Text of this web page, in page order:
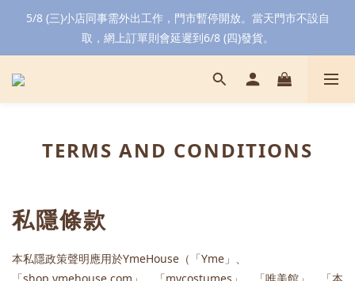
5/8 (三)小店同事需外出工作，門市暫停開放。當天門市不設自
取，網上訂單則會延遲到6/8 (四)發貨。
TERMS AND CONDITIONS
私隱條款
本私隱政策聲明應用於YmeHouse（「Yme」、